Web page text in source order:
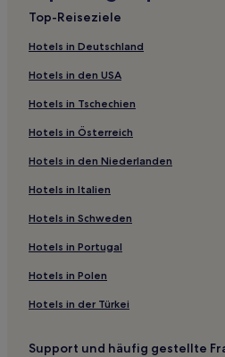
Kaikake Onsen Hotels
Hotels nahe Yuzawa Kōgen
Iwamuro Onsen Hotels
Arakawa Hotels
Hotels nahe Sado Hangamura
Hotels nahe Ojiyashi Sunplaza
Hotels nahe Park Tsukioka Karion
Kita-Ku: Hotels
Hotels nahe Zentrum Tsubame
Sanjo Hotels
Hotels nahe Geschichts- und
Sekikawa
Mizusawa Hotels
Top-Reiseziele
Hotels in Deutschland
Hotels in den USA
Hotels in Tschechien
Hotels in Österreich
Hotels in den Niederlanden
Hotels in Italien
Hotels in Schweden
Hotels in Portugal
Hotels in Polen
Hotels in der Türkei
Support und häufig gestellte